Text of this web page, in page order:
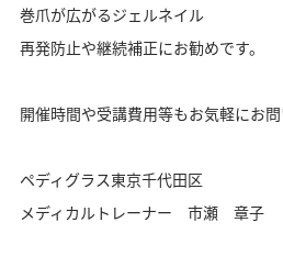
巻爪が広がるジェルネイル
再発防止や継続補正にお勧めです。
開催時間や受講費用等もお気軽にお問
ペディグラス東京千代田区
メディカルトレーナー 市瀬 章子